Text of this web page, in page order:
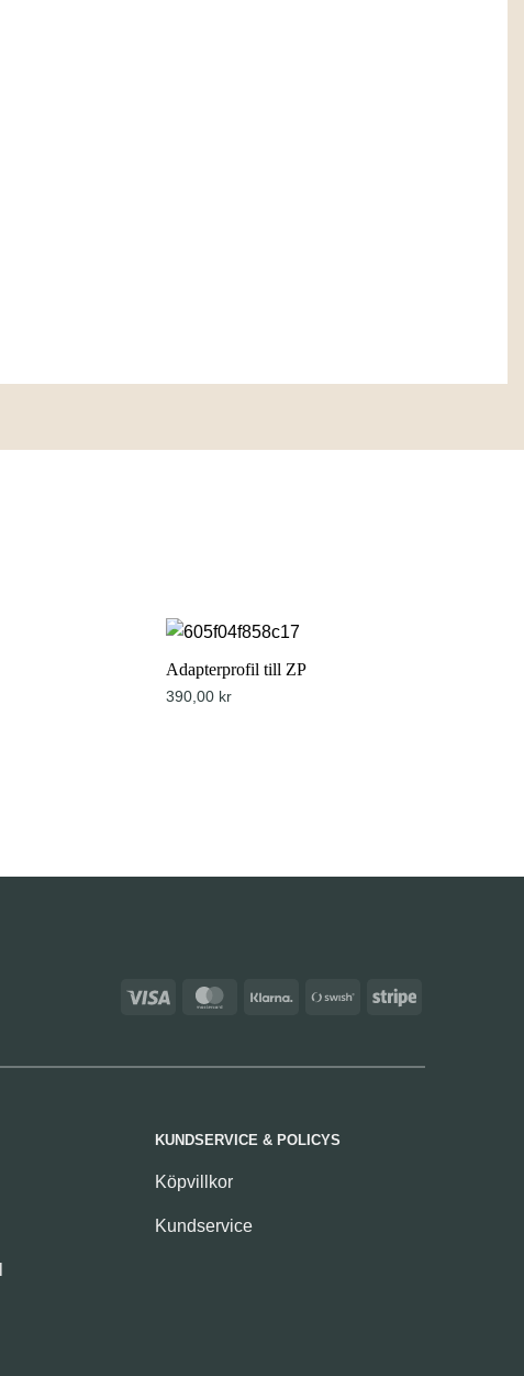
Adapterprofil till ZP
390,00 kr
Visa MasterCardKlarna Swish
Stripe
KUNDSERVICE & POLICYS
Köpvillkor
Kundservice